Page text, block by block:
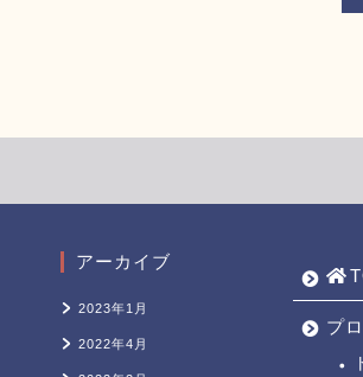
アーカイブ
2023年1月
2022年4月
プ